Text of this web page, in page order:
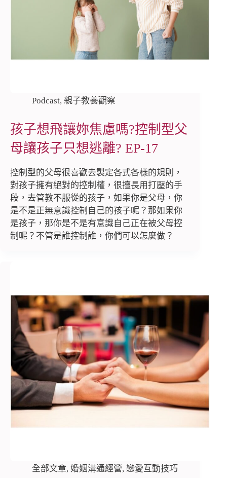
Podcast, 親子教養觀察
孩子想飛讓妳焦慮嗎?控制型父
母讓孩子只想逃離? EP-17
控制型的父母很喜歡去製定各式各樣的規則，
對孩子擁有絕對的控制權，很擅長用打壓的手
段，去管教不服從的孩子，如果你是父母，你
是不是正無意識控制自己的孩子呢？那如果你
是孩子，那你是不是有意識自己正在被父母控
制呢？不管是誰控制誰，你們可以怎麼做？
全部文章, 婚姻溝通經營, 戀愛互動技巧